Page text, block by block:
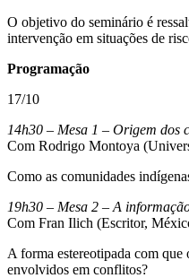
O objetivo do seminário é
intervenção em situações de
Programação
17/10
14h30 – Mesa 1 – Origem dos
Com Rodrigo Montoya
Como as comunidades
19h30 – Mesa 2 – A
Com Fran Ilich (Escritor,
A forma estereotipada com
envolvidos em conflitos?